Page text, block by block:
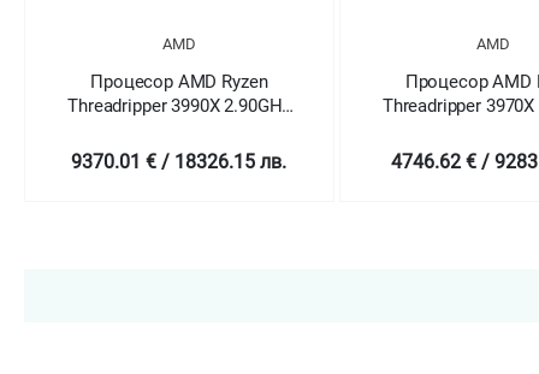
AMD Ryzen
3990X 2.90GHz
€ / 18326.15 лв.
Процесор AMD Ryzen
Threadripper 3970X 3.70GHz
4746.62 € / 9283.58 лв.